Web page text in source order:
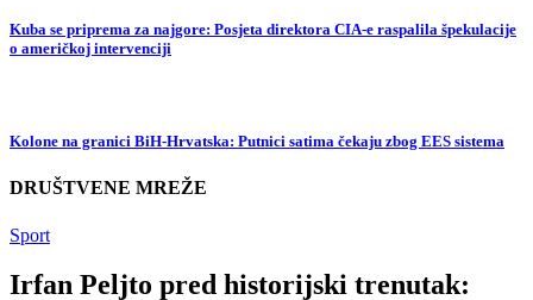
Kuba se priprema za najgore: Posjeta direktora CIA-e raspalila špekulacije
o američkoj intervenciji
Kolone na granici BiH-Hrvatska: Putnici satima čekaju zbog EES sistema
DRUŠTVENE MREŽE
Sport
Irfan Peljto pred historijski trenutak: